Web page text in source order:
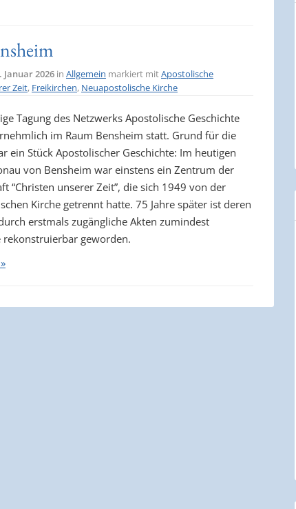
Januar 2026 in Allgemein markiert mitApostolische
Zeit, Freikirchen, Neuapostolische Kirche
Tagung des Netzwerks Apostolische Geschichte
im Raum Bensheim statt. Grund für die
ein Stück Apostolischer Geschichte: Im heutigen
von Bensheim war einstens ein Zentrum der
“Christen unserer Zeit”, die sich 1949 von der
Kirche getrennt hatte. 75 Jahre später ist deren
erstmals zugängliche Akten zumindest
rekonstruierbar geworden.